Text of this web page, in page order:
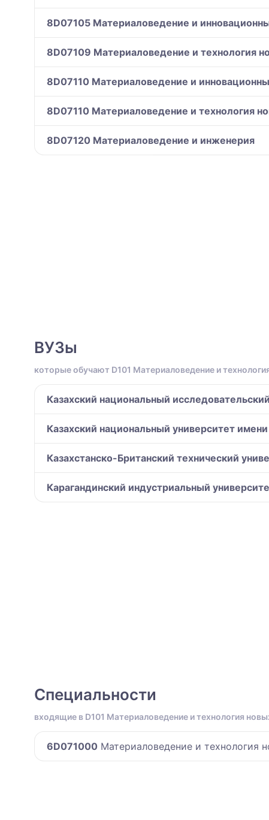
8D07105 Материаловедение и
8D07109 Материаловедение и технология
8D07110 Материаловедение и
8D07110 Материаловедение и технология
8D07120 Материаловедение и инженерия
ВУЗы
которые обучают D101 Материаловедение и
Казахский национальный
Казахский национальный университет
Казахстанско-Британский технический
Карагандинский индустриальный
Специальности
входящие в D101 Материаловедение и технология
6D071000 Материаловедение и технология